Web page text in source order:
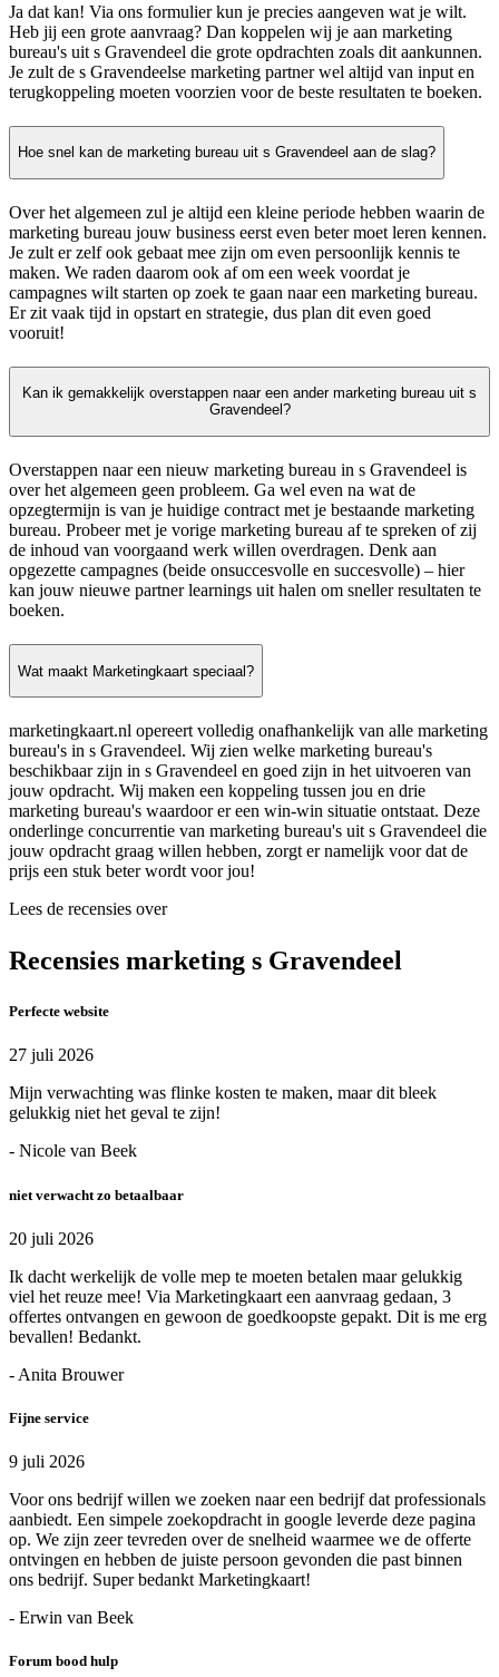
Ja dat kan! Via ons formulier kun je precies aangeven wat je wilt.
Heb jij een grote aanvraag? Dan koppelen wij je aan marketing
bureau's uit s Gravendeel die grote opdrachten zoals dit aankunnen.
Je zult de s Gravendeelse marketing partner wel altijd van input en
terugkoppeling moeten voorzien voor de beste resultaten te boeken.
Hoe snel kan de marketing bureau uit s Gravendeel aan de slag?
Over het algemeen zul je altijd een kleine periode hebben waarin de
marketing bureau jouw business eerst even beter moet leren kennen.
Je zult er zelf ook gebaat mee zijn om even persoonlijk kennis te
maken. We raden daarom ook af om een week voordat je
campagnes wilt starten op zoek te gaan naar een marketing bureau.
Er zit vaak tijd in opstart en strategie, dus plan dit even goed
vooruit!
Kan ik gemakkelijk overstappen naar een ander marketing bureau uit s
Gravendeel?
Overstappen naar een nieuw marketing bureau in s Gravendeel is
over het algemeen geen probleem. Ga wel even na wat de
opzegtermijn is van je huidige contract met je bestaande marketing
bureau. Probeer met je vorige marketing bureau af te spreken of zij
de inhoud van voorgaand werk willen overdragen. Denk aan
opgezette campagnes (beide onsuccesvolle en succesvolle) – hier
kan jouw nieuwe partner learnings uit halen om sneller resultaten te
boeken.
Wat maakt Marketingkaart speciaal?
marketingkaart.nl opereert volledig onafhankelijk van alle marketing
bureau's in s Gravendeel. Wij zien welke marketing bureau's
beschikbaar zijn in s Gravendeel en goed zijn in het uitvoeren van
jouw opdracht. Wij maken een koppeling tussen jou en drie
marketing bureau's waardoor er een win-win situatie ontstaat. Deze
onderlinge concurrentie van marketing bureau's uit s Gravendeel die
jouw opdracht graag willen hebben, zorgt er namelijk voor dat de
prijs een stuk beter wordt voor jou!
Lees de recensies over
Recensies marketing s Gravendeel
Perfecte website
27 juli 2026
Mijn verwachting was flinke kosten te maken, maar dit bleek
gelukkig niet het geval te zijn!
- Nicole van Beek
niet verwacht zo betaalbaar
20 juli 2026
Ik dacht werkelijk de volle mep te moeten betalen maar gelukkig
viel het reuze mee! Via Marketingkaart een aanvraag gedaan, 3
offertes ontvangen en gewoon de goedkoopste gepakt. Dit is me erg
bevallen! Bedankt.
- Anita Brouwer
Fijne service
9 juli 2026
Voor ons bedrijf willen we zoeken naar een bedrijf dat professionals
aanbiedt. Een simpele zoekopdracht in google leverde deze pagina
op. We zijn zeer tevreden over de snelheid waarmee we de offerte
ontvingen en hebben de juiste persoon gevonden die past binnen
ons bedrijf. Super bedankt Marketingkaart!
- Erwin van Beek
Forum bood hulp